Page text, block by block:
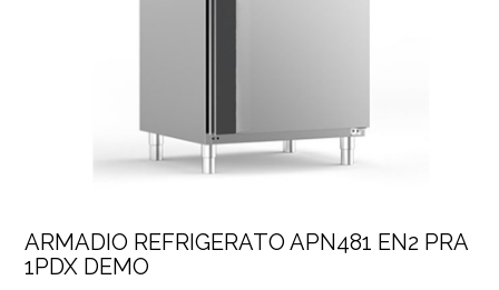
ARMADIO REFRIGERATO APN481 EN2 PRA
1PDX DEMO